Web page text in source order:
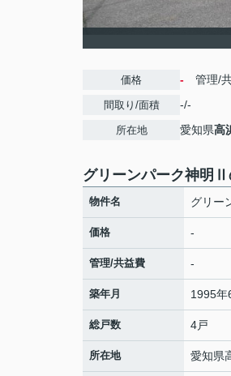
価格 - 管理/
間取り/面積 -/-
所在地 愛知県高
グリーンパーク神明Ⅱ
物件名 グリー
価格 -
管理/共益費 -
築年月 1995年
総戸数 4戸
所在地 愛知県